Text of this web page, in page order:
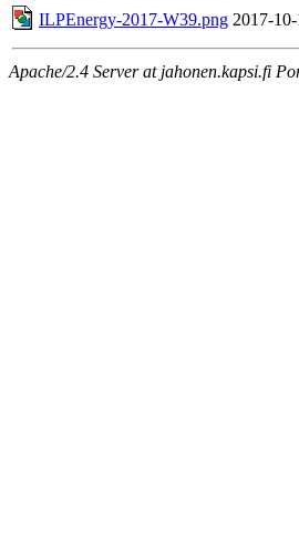
ILPEnergy-2017-W39.png 2017-
Apache/2.4 Server at jahonen.kapsi.fi